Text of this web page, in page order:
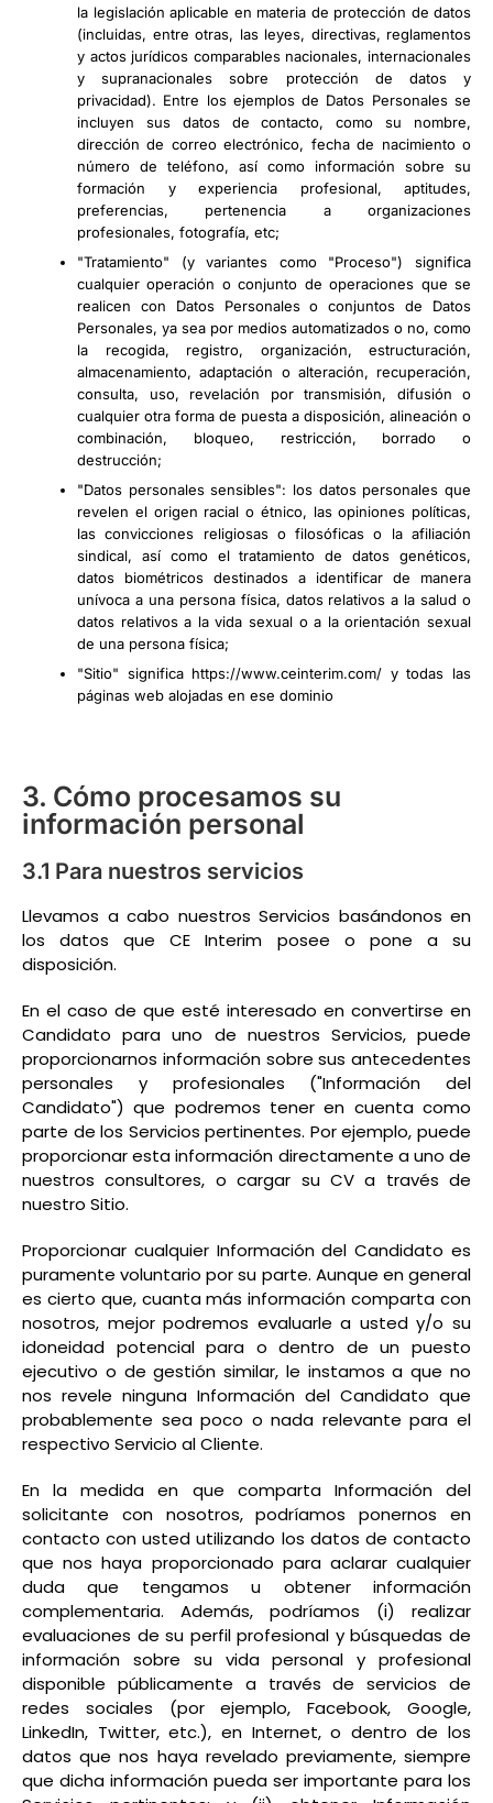
la legislación aplicable en materia de protección de datos
(incluidas, entre otras, las leyes, directivas, reglamentos
y actos jurídicos comparables nacionales, internacionales
y supranacionales sobre protección de datos y
privacidad). Entre los ejemplos de Datos Personales se
incluyen sus datos de contacto, como su nombre,
dirección de correo electrónico, fecha de nacimiento o
número de teléfono, así como información sobre su
formación y experiencia profesional, aptitudes,
preferencias, pertenencia a organizaciones
profesionales, fotografía, etc;
"Tratamiento" (y variantes como "Proceso") significa
cualquier operación o conjunto de operaciones que se
realicen con Datos Personales o conjuntos de Datos
Personales, ya sea por medios automatizados o no, como
la recogida, registro, organización, estructuración,
almacenamiento, adaptación o alteración, recuperación,
consulta, uso, revelación por transmisión, difusión o
cualquier otra forma de puesta a disposición, alineación o
combinación, bloqueo, restricción, borrado o
destrucción;
"Datos personales sensibles": los datos personales que
revelen el origen racial o étnico, las opiniones políticas,
las convicciones religiosas o filosóficas o la afiliación
sindical, así como el tratamiento de datos genéticos,
datos biométricos destinados a identificar de manera
unívoca a una persona física, datos relativos a la salud o
datos relativos a la vida sexual o a la orientación sexual
de una persona física;
"Sitio" significa https://www.ceinterim.com/ y todas las
páginas web alojadas en ese dominio
3. Cómo procesamos su
información personal
3.1 Para nuestros servicios
Llevamos a cabo nuestros Servicios basándonos en
los datos que CE Interim posee o pone a su
disposición.
En el caso de que esté interesado en convertirse en
Candidato para uno de nuestros Servicios, puede
proporcionarnos información sobre sus antecedentes
personales y profesionales ("Información del
Candidato") que podremos tener en cuenta como
parte de los Servicios pertinentes. Por ejemplo, puede
proporcionar esta información directamente a uno de
nuestros consultores, o cargar su CV a través de
nuestro Sitio.
Proporcionar cualquier Información del Candidato es
puramente voluntario por su parte. Aunque en general
es cierto que, cuanta más información comparta con
nosotros, mejor podremos evaluarle a usted y/o su
idoneidad potencial para o dentro de un puesto
ejecutivo o de gestión similar, le instamos a que no
nos revele ninguna Información del Candidato que
probablemente sea poco o nada relevante para el
respectivo Servicio al Cliente.
En la medida en que comparta Información del
solicitante con nosotros, podríamos ponernos en
contacto con usted utilizando los datos de contacto
que nos haya proporcionado para aclarar cualquier
duda que tengamos u obtener información
complementaria. Además, podríamos (i) realizar
evaluaciones de su perfil profesional y búsquedas de
información sobre su vida personal y profesional
disponible públicamente a través de servicios de
redes sociales (por ejemplo, Facebook, Google,
LinkedIn, Twitter, etc.), en Internet, o dentro de los
datos que nos haya revelado previamente, siempre
que dicha información pueda ser importante para los